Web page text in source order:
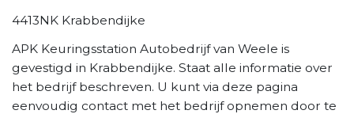
4413NK Krabbendijke
APK Keuringsstation Autobedrijf van Weele is
gevestigd in Krabbendijke. Staat alle informatie over
het bedrijf beschreven. U kunt via deze pagina
eenvoudig contact met het bedrijf opnemen door te